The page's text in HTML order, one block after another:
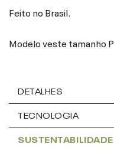
Feito no Brasil.
Modelo veste tamanho P
DETALHES
TECNOLOGIA
SUSTENTABILIDADE